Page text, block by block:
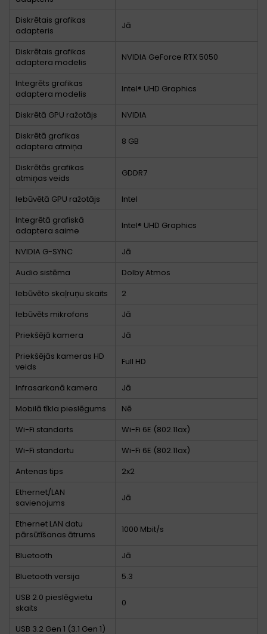
Diskrētais grafikas
adapteris
Jā
Diskrētais grafikas
adaptera modelis
NVIDIA GeForce RTX 5050
Integrēts grafikas
adaptera modelis
Intel® UHD Graphics
Diskrētā GPU ražotājs
NVIDIA
Diskrētā grafikas
adaptera atmiņa
8 GB
Diskrētās grafikas
atmiņas veids
GDDR7
Iebūvētā GPU ražotājs
Intel
Integrētā grafiskā
adaptera saime
Intel® UHD Graphics
NVIDIA G-SYNC
Jā
Audio sistēma
Dolby Atmos
Iebūvēto skaļruņu skaits
2
Iebūvēts mikrofons
Jā
Priekšējā kamera
Jā
Priekšējās kameras HD
veids
Full HD
Infrasarkanā kamera
Jā
Mobilā tīkla pieslēgums
Nē
Wi-Fi standarts
Wi-Fi 6E (802.11ax)
Wi-Fi standartu
Wi-Fi 6E (802.11ax)
Antenas tips
2x2
Ethernet/LAN
savienojums
Jā
Ethernet LAN datu
pārsūtīšanas ātrums
1000 Mbit/s
Bluetooth
Jā
Bluetooth versija
5.3
USB 2.0 pieslēgvietu
skaits
0
USB 3.2 Gen 1 (3.1 Gen 1)